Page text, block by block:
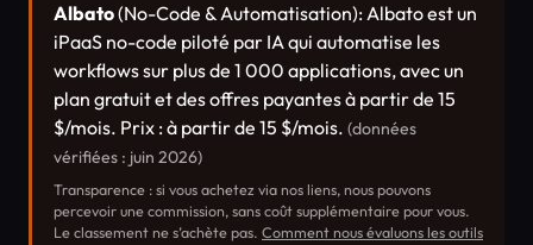
Albato(No-Code & Automatisation): Albato est un
iPaaS no-code piloté par IA qui automatise les
workflows sur plus de 1 000 applications, avec un
plan gratuit et des offres payantes à partir de 15
$/mois. Prix : à partir de 15 $/mois. (données
vérifiées : juin 2026)
Transparence : si vous achetez via nos liens, nous pouvons
percevoir une commission, sans coût supplémentaire pour vous.
Le classement ne s’achète pas. Comment nous évaluons les outils